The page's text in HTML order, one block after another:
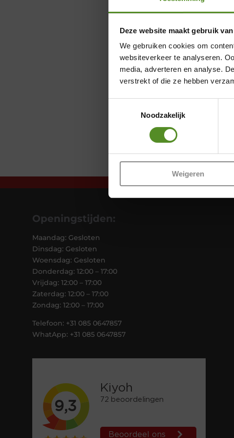
Deze website maakt gebruik
We gebruiken cookies om
websiteverkeer te analyseren.
media, adverteren en analyse.
verstrekt of die ze hebben
Noodzakelijk
Weigeren
Openingstijden:
Maandag: Gesloten
Dinsdag: Gesloten
Woensdag: Gesloten
Donderdag: 12:00 – 17:00
Vrijdag: 12:00 – 17:00
Zaterdag: 12:00 – 17:00
Zondag: 12:00 – 17:00
Telefoon: +31 085 0647857
WhatApp: +31 085 0647857